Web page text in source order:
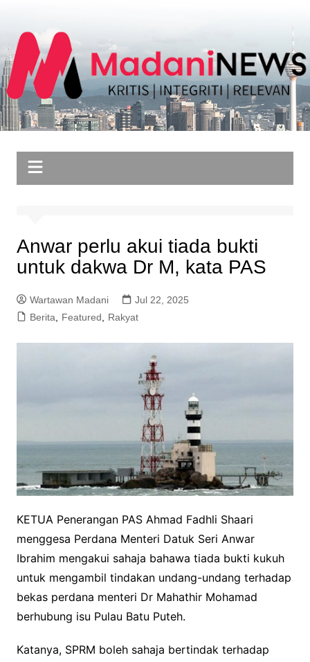
content
Anwar perlu akui tiada bukti
untuk dakwa Dr M, kata PAS
Wartawan Madani
Jul 22, 2025
Berita, Featured, Rakyat
KETUA Penerangan PAS Ahmad Fadhli Shaari
menggesa Perdana Menteri Datuk Seri Anwar
Ibrahim mengakui sahaja bahawa tiada bukti kukuh
untuk mengambil tindakan undang-undang terhadap
bekas perdana menteri Dr Mahathir Mohamad
berhubung isu Pulau Batu Puteh.
Katanya, SPRM boleh sahaja bertindak terhadap